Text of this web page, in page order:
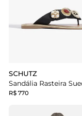
SCHUTZ
R$ 770